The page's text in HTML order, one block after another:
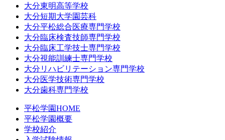
大分東明高等学校
大分短期大学園芸科
大分平松総合医療専門学校
大分臨床検査技師専門学校
大分臨床工学技士専門学校
大分視能訓練士専門学校
大分リハビリテーション専門学校
大分医学技術専門学校
大分歯科専門学校
平松学園HOME
平松学園概要
学校紹介